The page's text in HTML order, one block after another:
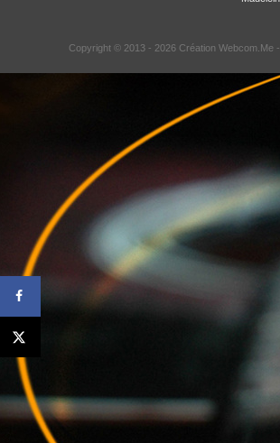
Copyright © 2013 - 2026 Création Webcom.Me -